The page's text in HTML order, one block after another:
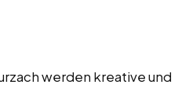
werden kreative und